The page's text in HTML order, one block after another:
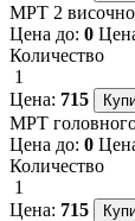
МРТ 2
Цена до: 0
Количество
1
Цена: 715
МРТ головного
Цена до: 0
Количество
1
Цена: 715